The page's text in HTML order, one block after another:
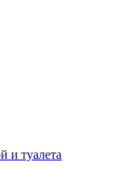
и туалета